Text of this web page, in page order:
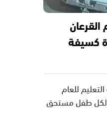
كسيفة
للعام